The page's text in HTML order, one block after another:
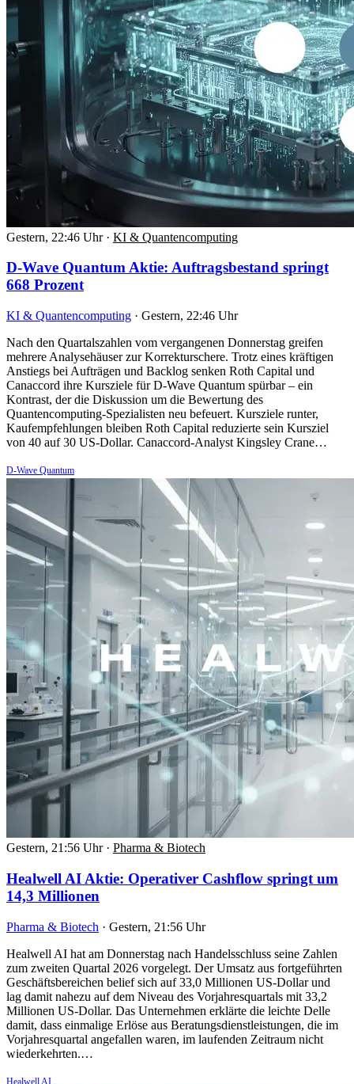
Gestern, 22:46 Uhr · KI & Quantencomputing
D-Wave Quantum Aktie: Auftragsbestand springt
668 Prozent
KI & Quantencomputing · Gestern, 22:46 Uhr
Nach den Quartalszahlen vom vergangenen Donnerstag greifen
mehrere Analysehäuser zur Korrekturschere. Trotz eines kräftigen
Anstiegs bei Aufträgen und Backlog senken Roth Capital und
Canaccord ihre Kursziele für D-Wave Quantum spürbar – ein
Kontrast, der die Diskussion um die Bewertung des
Quantencomputing-Spezialisten neu befeuert. Kursziele runter,
Kaufempfehlungen bleiben Roth Capital reduzierte sein Kursziel
von 40 auf 30 US-Dollar. Canaccord-Analyst Kingsley Crane…
D-Wave Quantum
Gestern, 21:56 Uhr · Pharma & Biotech
Healwell AI Aktie: Operativer Cashflow springt um
14,3 Millionen
Pharma & Biotech · Gestern, 21:56 Uhr
Healwell AI hat am Donnerstag nach Handelsschluss seine Zahlen
zum zweiten Quartal 2026 vorgelegt. Der Umsatz aus fortgeführten
Geschäftsbereichen belief sich auf 33,0 Millionen US-Dollar und
lag damit nahezu auf dem Niveau des Vorjahresquartals mit 33,2
Millionen US-Dollar. Das Unternehmen erklärte die leichte Delle
damit, dass einmalige Erlöse aus Beratungsdienstleistungen, die im
Vorjahresquartal angefallen waren, im laufenden Zeitraum nicht
wiederkehrten.…
Healwell AI